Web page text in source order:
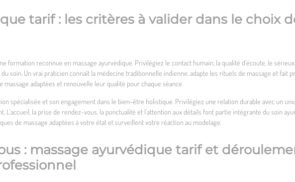
tarif : les critères à valider dans le choix
formation reconnue en massage ayurvédique. Privilégiez le contact humain, la qualité d’écoute, le
soin. Un vrai praticien connaît la médecine traditionnelle indienne, adapte les rituels de massage et fait
adaptées et renouvelle leur qualité pour chaque séance.
spécialisée et son engagement dans le bien-être holistique. Privilégiez une relation durable avec un
L’accueil, la prise de rendez-vous, la ponctualité et l’attention aux détails font partie intégrante du soin
de massage adaptées à votre état et surveillent votre réaction au modelage.
: massage ayurvédique tarif et